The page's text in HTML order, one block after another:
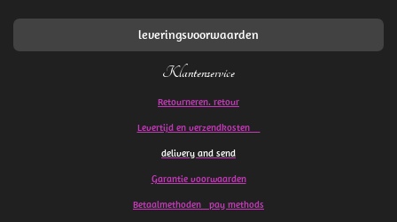
leveringsvoorwaarden
Klantenservice
Retourneren. retour
Levertijd en verzendkosten
delivery and send
Garantie voorwaarden
Betaalmethoden pay methods